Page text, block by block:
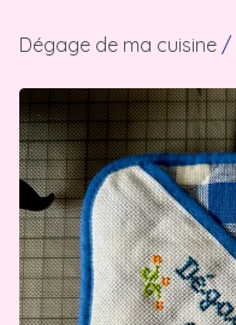
Dégage de ma cuisine /